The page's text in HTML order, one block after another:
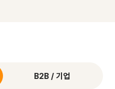
B2B / 기업